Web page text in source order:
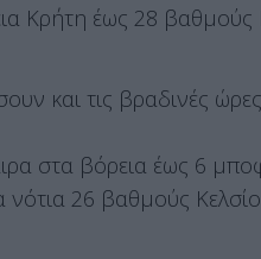
Κρήτη έως 28 βαθμούς
και τις βραδινές
στα βόρεια έως 6
26 βαθμούς